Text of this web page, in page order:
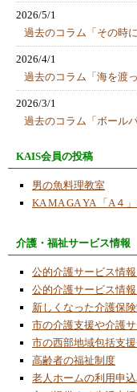
2026/5/1
過去のコラム「その時
2026/4/1
過去のコラム「海を渡
2026/3/1
過去のコラム「ボールパ
ゼスチャー顔認識セン
2026/1/8
ご注意ください！！当
ルは一切発信しており
認」サイトや【サポー
info.com への返信メー
カスタマーサポートへ
ないようにお願い致し
2026/1/1
あけましておめでとう
KAIS会員の投稿
男の魚料理教室
KA MA GA YA 「A４
介護・福祉サービス情報
公的介護サービス情報
公的介護サービス情報
新しくなった介護保
市の介護支援や介護
市の西部地域包括支
高齢者の福祉制度
老人ホームの利用申